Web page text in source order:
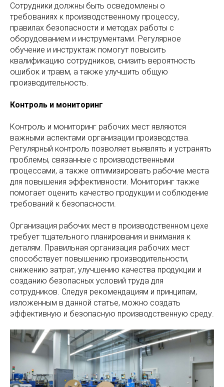
Сотрудники должны быть осведомлены о
требованиях к производственному процессу,
правилах безопасности и методах работы с
оборудованием и инструментами. Регулярное
обучение и инструктаж помогут повысить
квалификацию сотрудников, снизить вероятность
ошибок и травм, а также улучшить общую
производительность.
Контроль и мониторинг
Контроль и мониторинг рабочих мест являются
важными аспектами организации производства.
Регулярный контроль позволяет выявлять и устранять
проблемы, связанные с производственными
процессами, а также оптимизировать рабочие места
для повышения эффективности. Мониторинг также
помогает оценить качество продукции и соблюдение
требований к безопасности.
Организация рабочих мест в производственном цехе
требует тщательного планирования и внимания к
деталям. Правильная организация рабочих мест
способствует повышению производительности,
снижению затрат, улучшению качества продукции и
созданию безопасных условий труда для
сотрудников. Следуя рекомендациям и принципам,
изложенным в данной статье, можно создать
эффективную и безопасную производственную среду.